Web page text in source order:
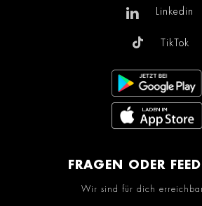
Linkedin
TikTok
FRAGEN ODER
Wir sind für dich